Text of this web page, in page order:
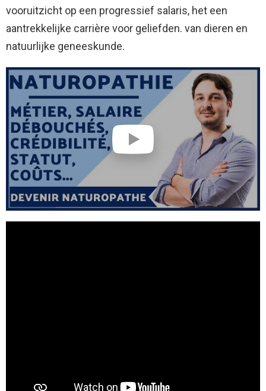
vooruitzicht op een progressief salaris, het een
aantrekkelijke carrière voor geliefden. van dieren en
natuurlijke geneeskunde.